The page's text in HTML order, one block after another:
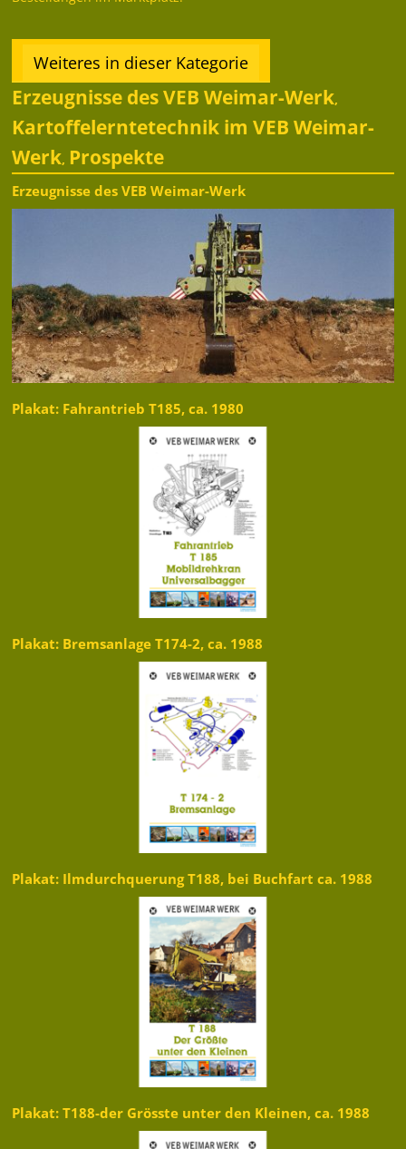
Weiteres in dieser Kategorie
Erzeugnisse des VEB Weimar-Werk,
Kartoffelerntetechnik im VEB Weimar-
Werk, Prospekte
Erzeugnisse des VEB Weimar-Werk
Plakat: Fahrantrieb T185, ca. 1980
Plakat: Bremsanlage T174-2, ca. 1988
Plakat: Ilmdurchquerung T188, bei Buchfart ca. 1988
Plakat: T188-der Grösste unter den Kleinen, ca. 1988